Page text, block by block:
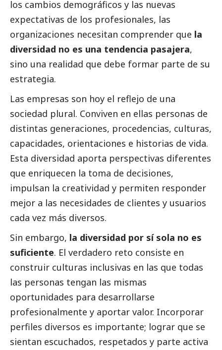
los cambios demográficos y las nuevas
expectativas de los profesionales, las
organizaciones necesitan comprender que la
diversidad no es una tendencia pasajera,
sino una realidad que debe formar parte de su
estrategia.
Las empresas son hoy el reflejo de una
sociedad plural. Conviven en ellas personas de
distintas generaciones, procedencias, culturas,
capacidades, orientaciones e historias de vida.
Esta diversidad aporta perspectivas diferentes
que enriquecen la toma de decisiones,
impulsan la creatividad y permiten responder
mejor a las necesidades de clientes y usuarios
cada vez más diversos.
Sin embargo, la diversidad por sí sola no es
suficiente. El verdadero reto consiste en
construir culturas inclusivas en las que todas
las personas tengan las mismas
oportunidades para desarrollarse
profesionalmente y aportar valor. Incorporar
perfiles diversos es importante; lograr que se
sientan escuchados, respetados y parte activa